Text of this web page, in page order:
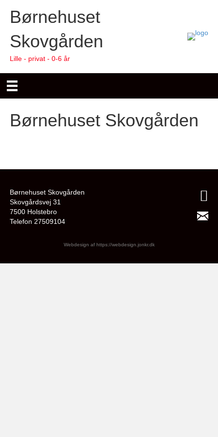
Børnehuset
Skovgården
Lille - privat - 0-6 år
Børnehuset Skovgården
Børnehuset Skovgården
Skovgårdsvej 31
7500 Holstebro
Telefon 27509104
Webdesign af https://webdesign.jonkr.dk